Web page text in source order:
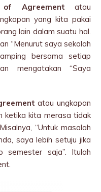
of Agreement atau
yang kita pakai
lain dalam suatu hal.
“Menurut saya sekolah
bersama setiap
mengatakan “Saya
atau ungkapan
ketika kita merasa tidak
“Untuk masalah
saya lebih setuju jika
semester saja”. Itulah